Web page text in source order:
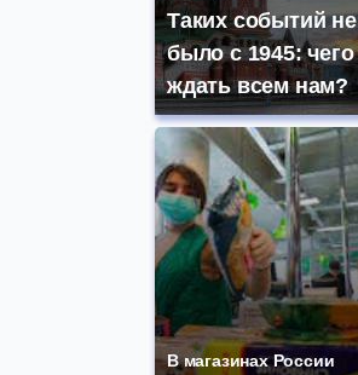
Таких событий не
было с 1945: чего
ждать всем нам?
В магазинах России